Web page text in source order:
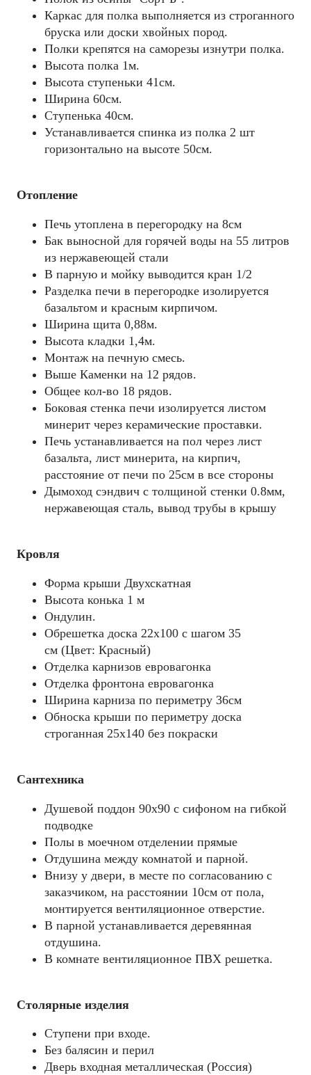
Каркас для полка выполняется из строганного
бруска или доски хвойных пород.
Полки крепятся на саморезы изнутри полка.
Высота полка 1м.
Высота ступеньки 41см.
Ширина 60см.
Ступенька 40см.
Устанавливается спинка из полка 2 шт
горизонтально на высоте 50см.
Отопление
Печь утоплена в перегородку на 8см
Бак выносной для горячей воды на 55 литров
из нержавеющей стали
В парную и мойку выводится кран 1/2
Разделка печи в перегородке изолируется
базальтом и красным кирпичом.
Ширина щита 0,88м.
Высота кладки 1,4м.
Mонтаж на печную смесь.
Выше Каменки на 12 рядов.
Общее кол-во 18 рядов.
Боковая стенка печи изолируется листом
минерит через керамические проставки.
Печь устанавливается на пол через лист
базальта, лист минерита, на кирпич,
расстояние от печи по 25см в все стороны
Дымоход сэндвич с толщиной стенки 0.8мм,
нержавеющая сталь, вывод трубы в крышу
Кровля
Форма крыши Двухскатная
Высота конька 1 м
Ондулин.
Обрешетка доска 22х100 с шагом 35
см (Цвет: Красный)
Отделка карнизов евровагонка
Отделка фронтона евровагонка
Ширина карниза по периметру 36см
Обноска крыши по периметру доска
строганная 25х140 без покраски
Сантехника
Душевой поддон 90х90 c сифоном на гибкой
подводке
Полы в моечном отделении прямые
Отдушина между комнатой и парной.
Внизу у двери, в месте по согласованию с
заказчиком, на расстоянии 10см от пола,
монтируется вентиляционное отверстие.
В парной устанавливается деревянная
отдушина.
В комнате вентиляционное ПВХ решетка.
Столярные изделия
Ступени при входе.
Без балясин и перил
Дверь входная металлическая (Россия)